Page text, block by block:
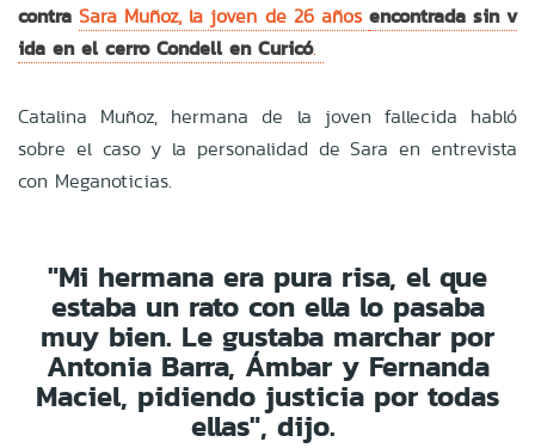
contraSara Muñoz, la joven de 26 años encontrada sin v
ida en el cerro Condell en Curicó.
Catalina Muñoz, hermana de la joven fallecida habló
sobre el caso y la personalidad de Sara en entrevista
con Meganoticias.
"Mi hermana era pura risa, el que
estaba un rato con ella lo pasaba
muy bien. Le gustaba marchar por
Antonia Barra, Ámbar y Fernanda
Maciel, pidiendo justicia por todas
ellas", dijo.